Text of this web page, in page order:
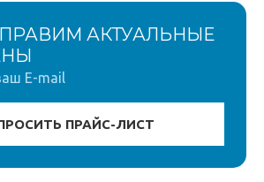
АКТУАЛЬНЫЕ
E-mail